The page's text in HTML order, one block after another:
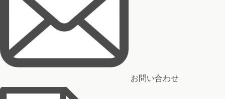
お問い合わせ